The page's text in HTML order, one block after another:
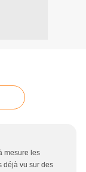
mesure les
déjà vu sur des